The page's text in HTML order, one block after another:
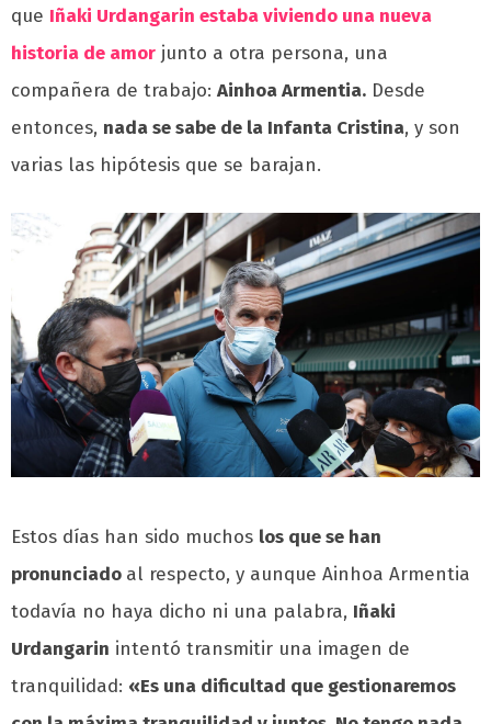
que Iñaki Urdangarin estaba viviendo una nueva
historia de amor junto a otra persona, una
compañera de trabajo: Ainhoa Armentia. Desde
entonces, nada se sabe de la Infanta Cristina, y son
varias las hipótesis que se barajan.
Estos días han sido muchos los que se han
pronunciado al respecto, y aunque Ainhoa Armentia
todavía no haya dicho ni una palabra, Iñaki
Urdangarin intentó transmitir una imagen de
tranquilidad: «Es una dificultad que gestionaremos